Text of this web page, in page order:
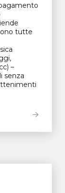
tutte
–
senza